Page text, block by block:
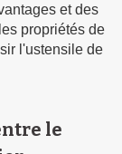
et des
propriétés de
l'ustensile de
le